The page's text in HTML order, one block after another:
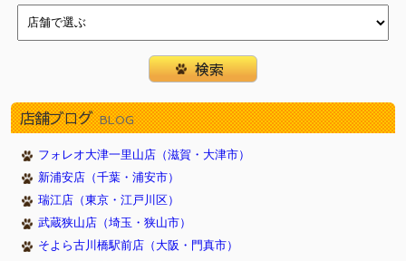
店舗ブログ BLOG
フォレオ大津一里山店（滋賀・大津市）
新浦安店（千葉・浦安市）
瑞江店（東京・江戸川区）
武蔵狭山店（埼玉・狭山市）
そよら古川橋駅前店（大阪・門真市）